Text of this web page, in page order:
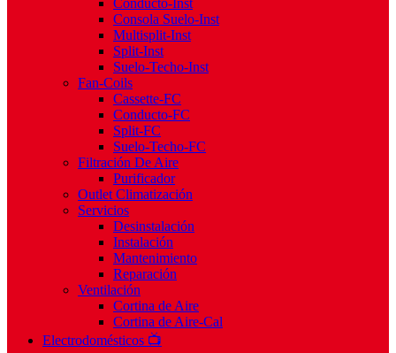
Conducto-Inst
Consola Suelo-Inst
Multisplit-Inst
Split-Inst
Suelo-Techo-Inst
Fan-Coils
Cassette-FC
Conducto-FC
Split-FC
Suelo-Techo-FC
Filtración De Aire
Purificador
Outlet Climatización
Servicios
Desinstalación
Instalación
Mantenimiento
Reparación
Ventilación
Cortina de Aire
Cortina de Aire-Cal
Electrodomésticos 📺